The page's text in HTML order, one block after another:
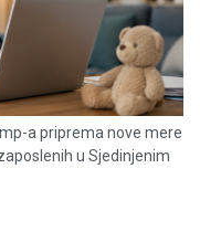
a priprema nove mere
u Sjedinjenim